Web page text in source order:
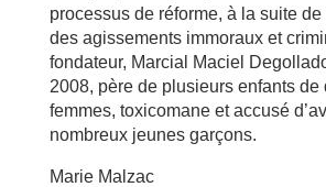
processus de réforme, à la suite
des agissements immoraux et
fondateur, Marcial Maciel
2008, père de plusieurs enfants de
femmes, toxicomane et accusé
nombreux jeunes garçons.
Marie Malzac